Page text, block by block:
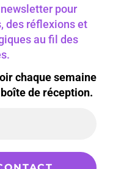
pour
des réflexions et
au fil des
chaque semaine
de réception.